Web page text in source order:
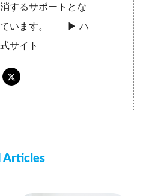
するサポートとな
ています。 ▶︎ハ
サイト
Articles